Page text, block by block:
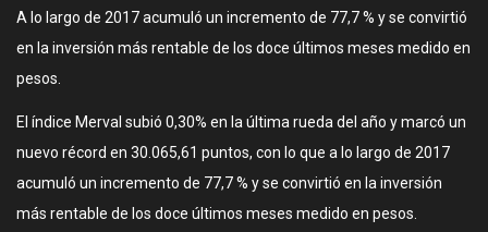
A lo largo de 2017 acumuló un incremento de 77,7 % y se convirtió
en la inversión más rentable de los doce últimos meses medido en
pesos.
El índice Merval subió 0,30% en la última rueda del año y marcó un
nuevo récord en 30.065,61 puntos, con lo que a lo largo de 2017
acumuló un incremento de 77,7 % y se convirtió en la inversión
más rentable de los doce últimos meses medido en pesos.